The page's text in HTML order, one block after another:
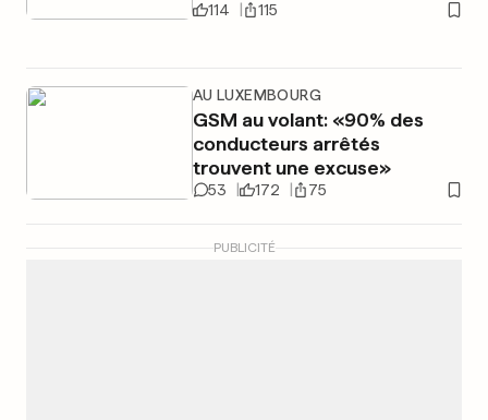
114 115
AU LUXEMBOURG
GSM au volant: «90% des
conducteurs arrêtés
trouvent une excuse»
53 172 75
PUBLICITÉ